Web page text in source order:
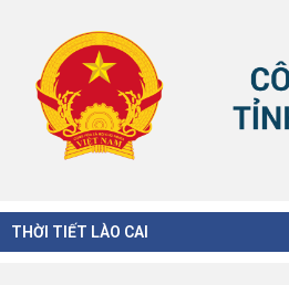
THỜI TIẾT LÀO CAI